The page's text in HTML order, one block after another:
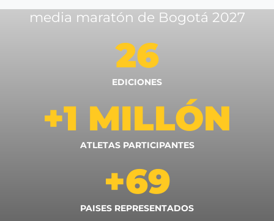
media maratón de Bogotá 2027
26
EDICIONES
+1 MILLÓN
ATLETAS PARTICIPANTES
+69
PAISES REPRESENTADOS